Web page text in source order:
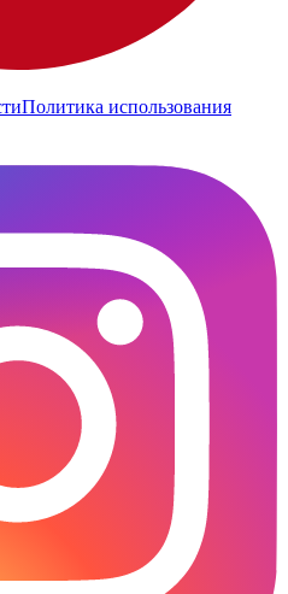
Политика использования